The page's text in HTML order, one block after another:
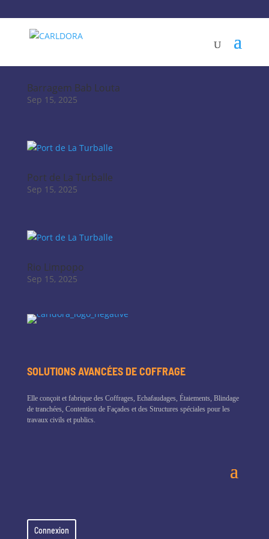
Barragem Bab Louta
Sep 15, 2025
Port de La Turballe
Sep 15, 2025
Rio Limpopo
Sep 15, 2025
SOLUTIONS AVANCÉES DE COFFRAGE
Elle conçoit et fabrique des Coffrages, Echafaudages, Étaiements, Blindage
de tranchées, Contention de Façades et des Structures spéciales pour les
travaux civils et publics.
Connexion